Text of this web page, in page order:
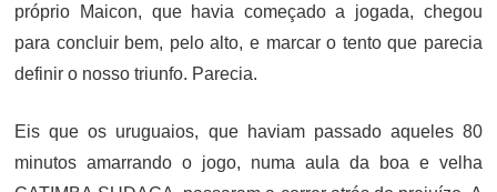
próprio Maicon, que havia começado a jogada, chegou
para concluir bem, pelo alto, e marcar o tento que parecia
definir o nosso triunfo. Parecia.
Eis que os uruguaios, que haviam passado aqueles 80
minutos amarrando o jogo, numa aula da boa e velha